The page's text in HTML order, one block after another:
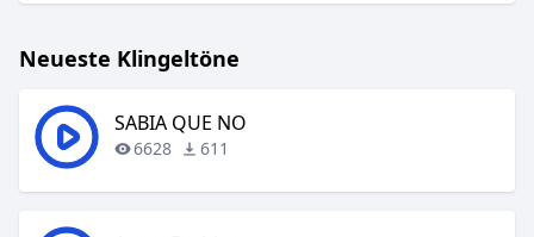
Neueste Klingeltöne
SABIA QUE NO
6628 611